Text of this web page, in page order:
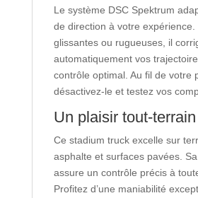
Le système DSC Spektrum
de direction à votre expérience.
glissantes ou rugueuses, il
automatiquement vos
contrôle optimal. Au fil de votre
désactivez-le et testez vos
Un plaisir tout-terrain
Ce stadium truck excelle sur
asphalte et surfaces pavées.
assure un contrôle précis à
Profitez d’une maniabilité